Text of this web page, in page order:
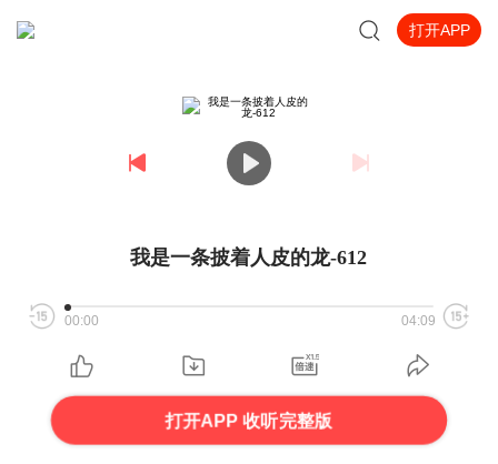
打开APP
我是一条披着人皮的龙-612
00:00 04:09
打开APP 收听完整版